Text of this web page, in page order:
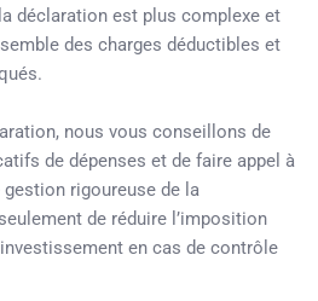
déclaration est plus complexe et
des charges déductibles et
nous vous conseillons de
de dépenses et de faire appel à
rigoureuse de la
de réduire l’imposition
en cas de contrôle